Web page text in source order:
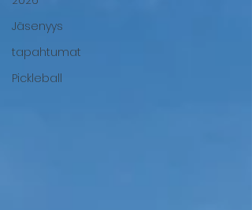
Jäsenyys
tapahtumat
Pickleball